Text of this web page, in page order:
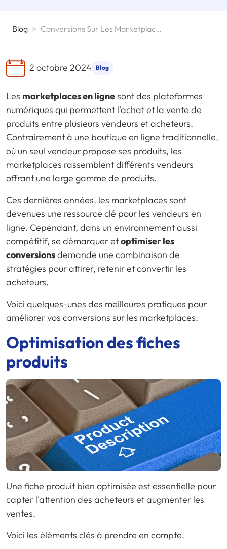
Blog > Conversions Sur Les Marketplaces
2 octobre 2024 Blog
Les marketplaces en lignesont des plateformes
numériques qui permettent l'achat et la vente de
produits entre plusieurs vendeurs et acheteurs.
Contrairement à une boutique en ligne traditionnelle,
où un seul vendeur propose ses produits, les
marketplaces rassemblent différents vendeurs
offrant une large gamme de produits.
Ces dernières années, les marketplaces sont
devenues une ressource clé pour les vendeurs en
ligne. Cependant, dans un environnement aussi
compétitif, se démarquer etoptimiser les
conversionsdemande une combinaison de
stratégies pour attirer, retenir et convertir les
acheteurs.
Voici quelques-unes des meilleures pratiques pour
améliorer vos conversions sur les marketplaces.
Optimisation des fiches
produits
Une fiche produit bien optimisée est essentielle pour
capter l'attention des acheteurs et augmenter les
ventes.
Voici les éléments clés à prendre en compte.